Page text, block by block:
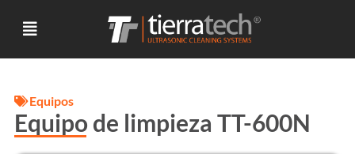
Equipos
Equipo de limpieza TT-600N